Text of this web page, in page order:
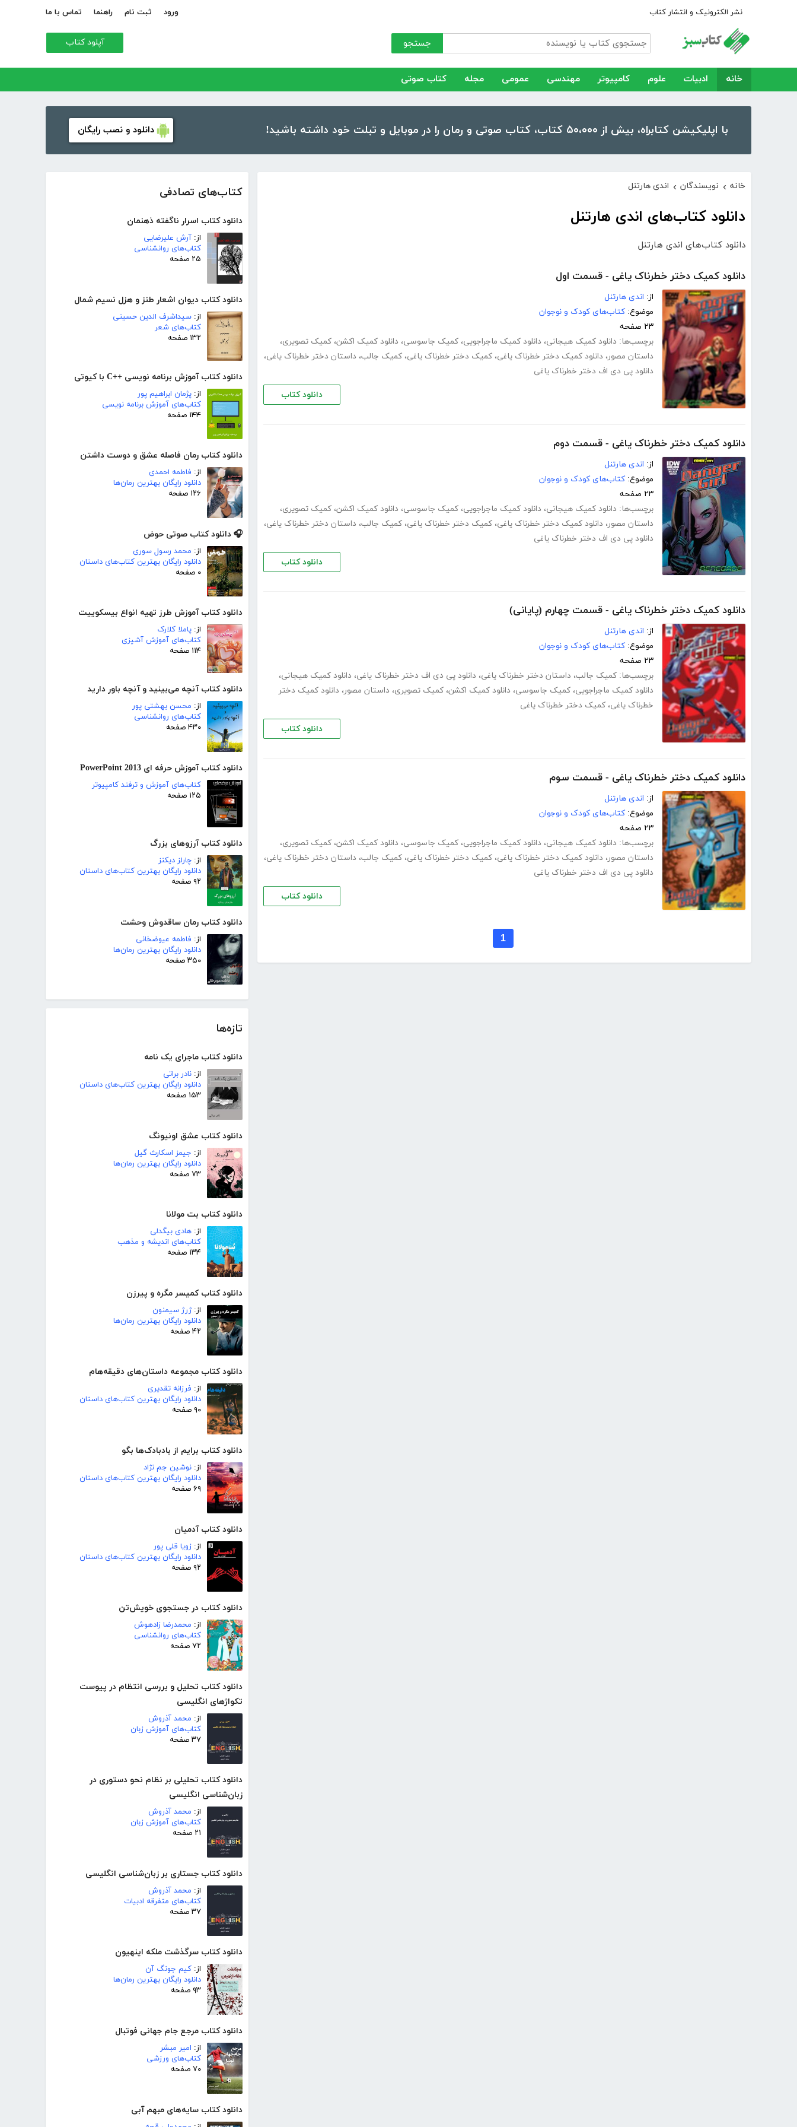
نشر الکترونیک و انتشار کتاب ورود ثبت نام راهنما تماس با ما
جستجو آپلود کتاب
خانه ادبیات علوم کامپیوتر مهندسی عمومی مجله کتاب صوتی
با اپلیکیشن کتابراه، بیش از ۵۰،۰۰۰ کتاب، کتاب صوتی و رمان را در موبایل و تبلت خود داشته باشید! دانلود و نصب رایگان
کتاب‌های تصادفی
دانلود کتاب اسرار ناگفته ذهنمان
از: آرش علیرضایی
کتاب‌های روانشناسی
۲۵ صفحه
دانلود کتاب دیوان اشعار طنز و هزل نسیم شمال
از: سیداشرف الدین حسینی
کتاب‌های شعر
۱۳۲ صفحه
دانلود کتاب آموزش برنامه نویسی ++C با کیوتی
از: پژمان ابراهیم پور
کتاب‌های آموزش برنامه نویسی
۱۴۴ صفحه
دانلود کتاب رمان فاصله عشق و دوست داشتن
از: فاطمه احمدی
دانلود رایگان بهترین رمان‌ها
۱۲۶ صفحه
🎧 دانلود کتاب صوتی حوض
از: محمد رسول سوری
دانلود رایگان بهترین کتاب‌های داستان
۰ صفحه
دانلود کتاب آموزش طرز تهیه انواع بیسکوییت
از: پاملا کلارک
کتاب‌های آموزش آشپزی
۱۱۴ صفحه
دانلود کتاب آنچه می‌بینید و آنچه باور دارید
از: محسن بهشتی پور
کتاب‌های روانشناسی
۴۳۰ صفحه
دانلود کتاب آموزش حرفه ای PowerPoint 2013
کتاب‌های آموزش و ترفند کامپیوتر
۱۲۵ صفحه
دانلود کتاب آرزوهای بزرگ
از: چارلز دیکنز
دانلود رایگان بهترین کتاب‌های داستان
۹۲ صفحه
دانلود کتاب رمان ساقدوش وحشت
از: فاطمه عیوضخانی
دانلود رایگان بهترین رمان‌ها
۳۵۰ صفحه
تازه‌ها
دانلود کتاب ماجرای یک نامه
از: نادر براتی
دانلود رایگان بهترین کتاب‌های داستان
۱۵۳ صفحه
دانلود کتاب عشق اونیونگ
از: جیمز اسکارث گیل
دانلود رایگان بهترین رمان‌ها
۷۳ صفحه
دانلود کتاب بت مولانا
از: هادی بیگدلی
کتاب‌های اندیشه و مذهب
۱۳۴ صفحه
دانلود کتاب کمیسر مگره و پیرزن
از:ژرژ سیمنون
دانلود رایگان بهترین رمان‌ها
۴۲ صفحه
دانلود کتاب مجموعه داستان‌های دقیقه‌هام
از: فرزانه تقدیری
دانلود رایگان بهترین کتاب‌های داستان
۹۰ صفحه
دانلود کتاب برایم از بادبادک‌ها بگو
از: نوشین جم نژاد
دانلود رایگان بهترین کتاب‌های داستان
۶۹ صفحه
دانلود کتاب آدمیان
از: زویا قلی پور
دانلود رایگان بهترین کتاب‌های داستان
۹۲ صفحه
دانلود کتاب در جستجوی خویش‌تن
از: محمدرضا زادهوش
کتاب‌های روانشناسی
۷۲ صفحه
دانلود کتاب تحلیل و بررسی انتظام در پیوست
تکواژهای انگلیسی
از: محمد آذروش
کتاب‌های آموزش زبان
۳۷ صفحه
دانلود کتاب تحلیلی بر نظام نحو دستوری در
زبان‌شناسی انگلیسی
از: محمد آذروش
کتاب‌های آموزش زبان
۲۱ صفحه
دانلود کتاب جستاری بر زبان‌شناسی انگلیسی
از: محمد آذروش
کتاب‌های متفرقه ادبیات
۳۷ صفحه
دانلود کتاب سرگذشت ملکه اینهیون
از: کیم جونگ آن
دانلود رایگان بهترین رمان‌ها
۹۳ صفحه
دانلود کتاب مرجع جام جهانی فوتبال
از: امیر مبشر
کتاب‌های ورزشی
۷۰ صفحه
دانلود کتاب سایه‌های مبهم آبی
خانه › نویسندگان › اندی هارتنل
دانلود کتاب‌های اندی هارتنل
دانلود کتاب‌های اندی هارتنل
دانلود کمیک دختر خطرناک یاغی - قسمت اول
از: اندی هارتنل
موضوع: کتاب‌های کودک و نوجوان
۲۳ صفحه
برچسب‌ها: دانلود کمیک هیجانی، دانلود کمیک ماجراجویی، کمیک جاسوسی، دانلود کمیک اکشن، کمیک تصویری،
داستان مصور، دانلود کمیک دختر خطرناک یاغی، کمیک دختر خطرناک یاغی، کمیک جالب، داستان دختر خطرناک یاغی،
دانلود پی دی اف دختر خطرناک یاغی
دانلود کتاب
دانلود کمیک دختر خطرناک یاغی - قسمت دوم
از: اندی هارتنل
موضوع: کتاب‌های کودک و نوجوان
۲۳ صفحه
برچسب‌ها: دانلود کمیک هیجانی، دانلود کمیک ماجراجویی، کمیک جاسوسی، دانلود کمیک اکشن، کمیک تصویری،
داستان مصور، دانلود کمیک دختر خطرناک یاغی، کمیک دختر خطرناک یاغی، کمیک جالب، داستان دختر خطرناک یاغی،
دانلود پی دی اف دختر خطرناک یاغی
دانلود کتاب
دانلود کمیک دختر خطرناک یاغی - قسمت چهارم (پایانی)
از: اندی هارتنل
موضوع: کتاب‌های کودک و نوجوان
۲۳ صفحه
برچسب‌ها: کمیک جالب، داستان دختر خطرناک یاغی، دانلود پی دی اف دختر خطرناک یاغی، دانلود کمیک هیجانی،
دانلود کمیک ماجراجویی، کمیک جاسوسی، دانلود کمیک اکشن، کمیک تصویری، داستان مصور، دانلود کمیک دختر
خطرناک یاغی، کمیک دختر خطرناک یاغی
دانلود کتاب
دانلود کمیک دختر خطرناک یاغی - قسمت سوم
از: اندی هارتنل
موضوع: کتاب‌های کودک و نوجوان
۲۳ صفحه
برچسب‌ها: دانلود کمیک هیجانی، دانلود کمیک ماجراجویی، کمیک جاسوسی، دانلود کمیک اکشن، کمیک تصویری،
داستان مصور، دانلود کمیک دختر خطرناک یاغی، کمیک دختر خطرناک یاغی، کمیک جالب، داستان دختر خطرناک یاغی،
دانلود پی دی اف دختر خطرناک یاغی
دانلود کتاب
1